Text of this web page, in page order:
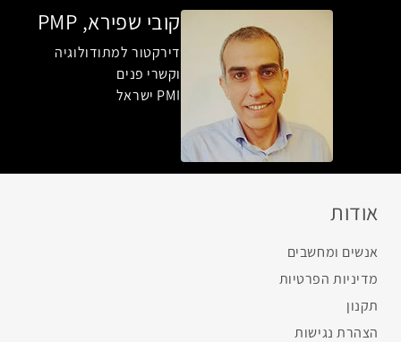
קובי שפירא, PMP
דירקטור למתודולוגיה
וקשרי פנים
PMI ישראל
אודות
אנשים ומחשבים
מדיניות הפרטיות
תקנון
הצהרת נגישות